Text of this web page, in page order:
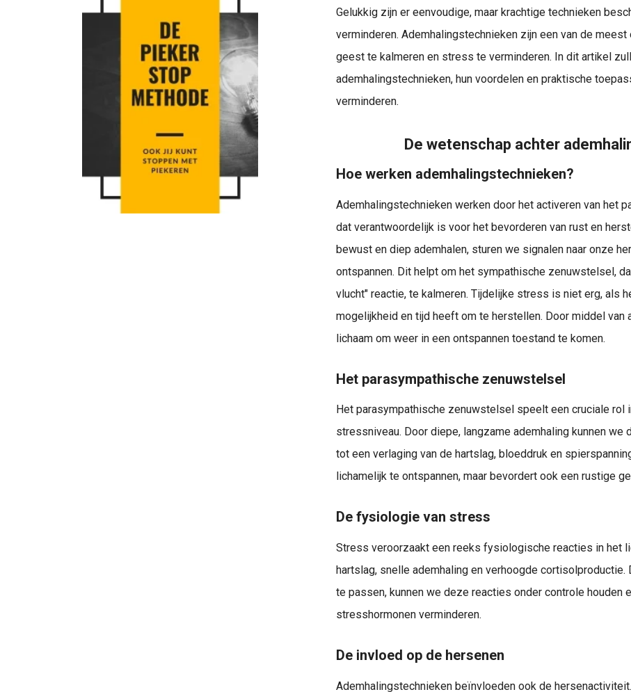
Gelukkig zijn er eenvoudige, maar krachtige technieken
verminderen. Ademhalingstechnieken zijn een van de
geest te kalmeren en stress te verminderen. In dit artikel
ademhalingstechnieken, hun voordelen en praktische
verminderen.
De wetenschap achter
Hoe werken ademhalingstechnieken?
Ademhalingstechnieken werken door het activeren van het
dat verantwoordelijk is voor het bevorderen van rust en
bewust en diep ademhalen, sturen we signalen naar onze
ontspannen. Dit helpt om het sympathische zenuwstelsel,
vlucht" reactie, te kalmeren. Tijdelijke stress is niet erg, als
mogelijkheid en tijd heeft om te herstellen. Door middel van
lichaam om weer in een ontspannen toestand te komen.
Het parasympathische zenuwstelsel
Het parasympathische zenuwstelsel speelt een cruciale rol
stressniveau. Door diepe, langzame ademhaling kunnen
tot een verlaging van de hartslag, bloeddruk en
lichamelijk te ontspannen, maar bevordert ook een rustige
De fysiologie van stress
Stress veroorzaakt een reeks fysiologische reacties in het
hartslag, snelle ademhaling en verhoogde
te passen, kunnen we deze reacties onder controle houden
stresshormonen verminderen.
De invloed op de hersenen
Ademhalingstechnieken beïnvloeden ook de